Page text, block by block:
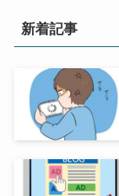
新着記事